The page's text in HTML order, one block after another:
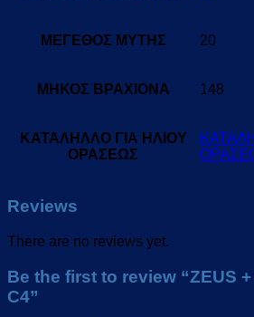
ΜΕΓΕΘΟΣ ΜΥΤΗΣ 20
ΜΗΚΟΣ ΒΡΑΧΙΟΝΑ 148
ΚΑΤΑΛΗΛΛΟ ΓΙΑ ΗΛΙΟΥ
ΟΡΑΣΕΩΣ
Reviews
There are no reviews yet.
Be the first to review “ZEUS
C4”